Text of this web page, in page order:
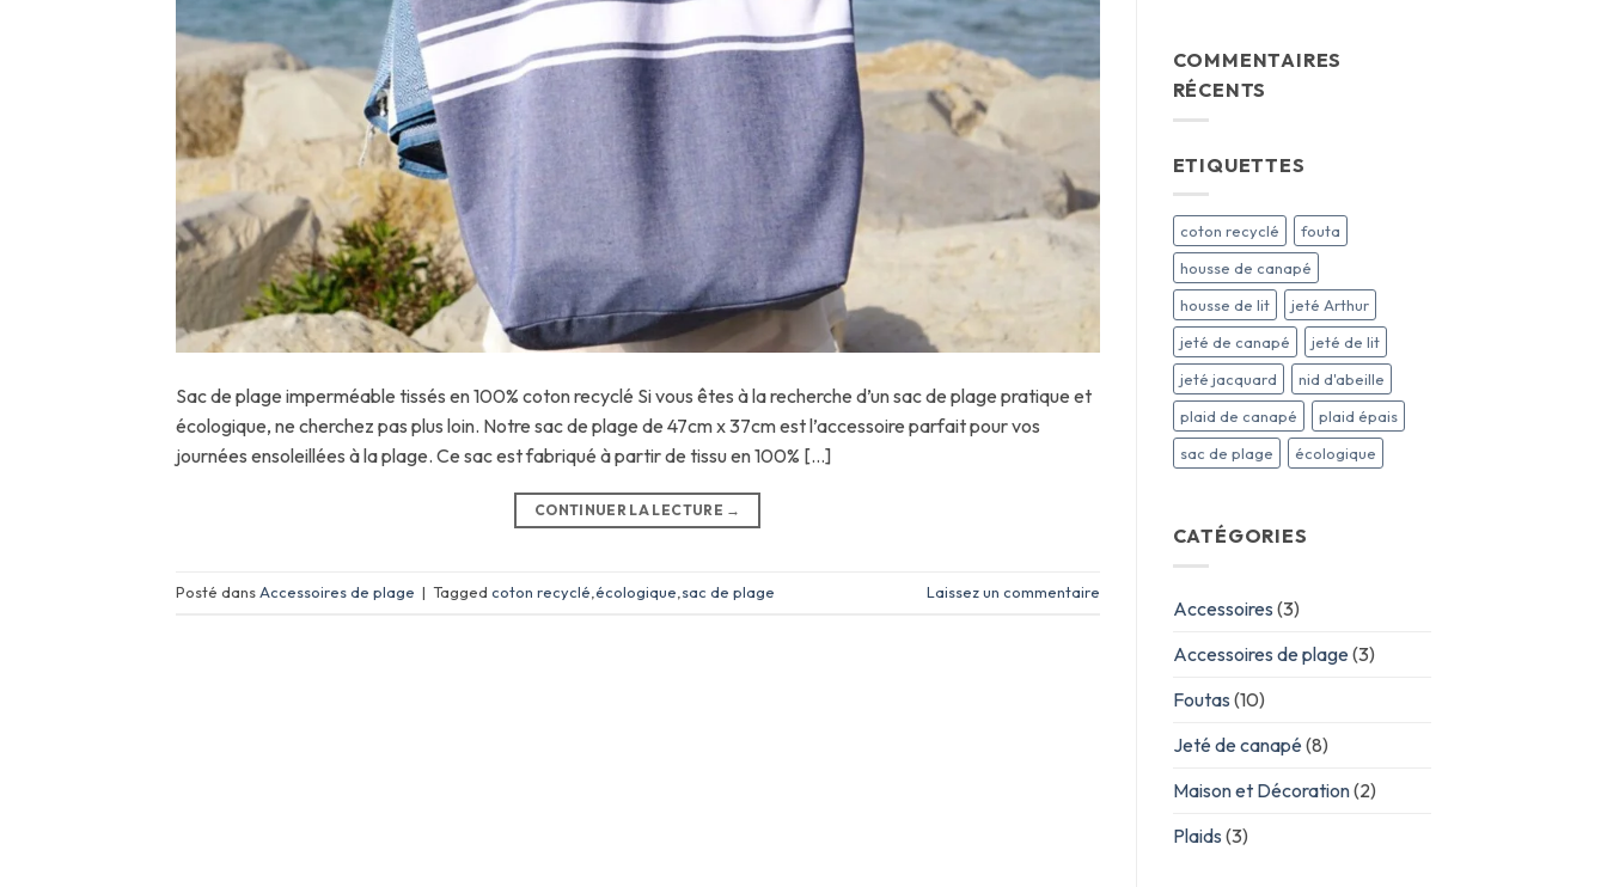
Sac de plage imperméable tissés en 100% coton recyclé Si vous êtes à la recherche d’un sac de plage pratique et
écologique, ne cherchez pas plus loin. Notre sac de plage de 47cm x 37cm est l’accessoire parfait pour vos
journées ensoleillées à la plage. Ce sac est fabriqué à partir de tissu en 100% […]
CONTINUER LA LECTURE →
Posté dansAccessoires de plage | Tagged coton recyclé,écologique,sac de plage Laissez un commentaire
COMMENTAIRES
RÉCENTS
ETIQUETTES
coton recyclé
fouta
housse de canapé
housse de lit
jeté Arthur
jeté de canapé
jeté de lit
jeté jacquard
nid d'abeille
plaid de canapé
plaid épais
sac de plage
écologique
CATÉGORIES
Accessoires (3)
Accessoires de plage(3)
Foutas (10)
Jeté de canapé(8)
Maison et Décoration(2)
Plaids (3)